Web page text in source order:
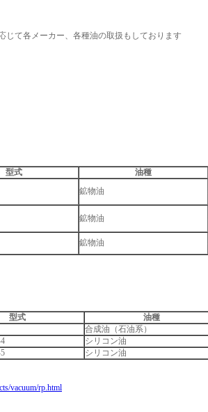
て各メーカー、各種油の取扱もしております
型式 油種
鉱物油
鉱物油
鉱物油
型式 油種
合成油（石油系）
シリコン油
シリコン油
vacuum/rp.html